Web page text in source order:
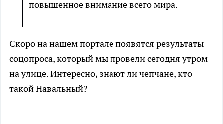
повышенное внимание всего мира.
Скоро на нашем портале появятся результаты
соцопроса, который мы провели сегодня утром
на улице. Интересно, знают ли чепчане, кто
такой Навальный?